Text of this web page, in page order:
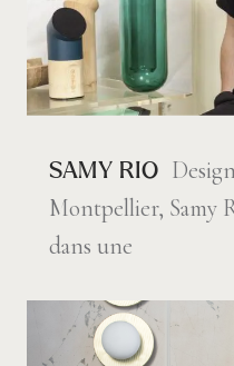
SAMY RIO
Montpellier, Samy
dans une